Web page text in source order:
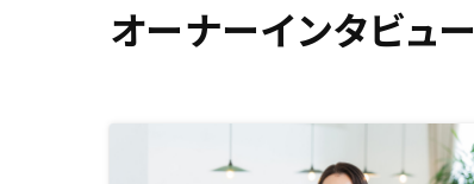
オーナーインタビュー